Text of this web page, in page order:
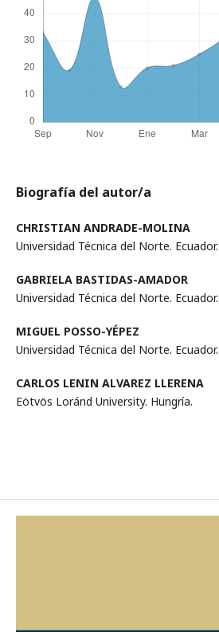
Biografía del autor/a
CHRISTIAN ANDRADE-MOLINA
Universidad Técnica del Norte. Ecuador.
GABRIELA BASTIDAS-AMADOR
Universidad Técnica del Norte. Ecuador.
MIGUEL POSSO-YÉPEZ
Universidad Técnica del Norte. Ecuador.
CARLOS LENIN ALVAREZ LLERENA
Eötvös Loránd University. Hungría.